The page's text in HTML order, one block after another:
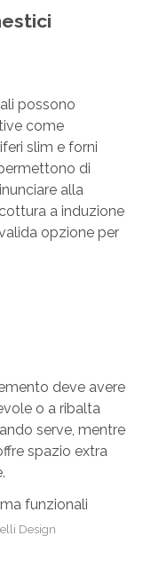
possono
come
slim e forni
di
alla
a induzione
opzione per
deve avere
o a ribalta
serve, mentre
spazio extra
Design